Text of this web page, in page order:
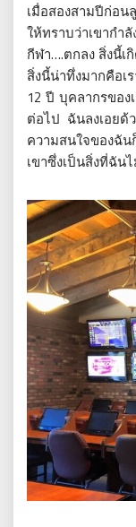
เมื่อสองสามปีก่อน
ให้ทราบว่าเขากำ
กีฬา….ตกลง สิ่งนี้เ
สิ่งนี้น่าทึ่งมากคือ
12 ปี บุคลากรของ
ต่อไป ฉันลงเอยด้
ความสนใจของฉั
เขาซึ่งเป็นสิ่งที่ฉัน